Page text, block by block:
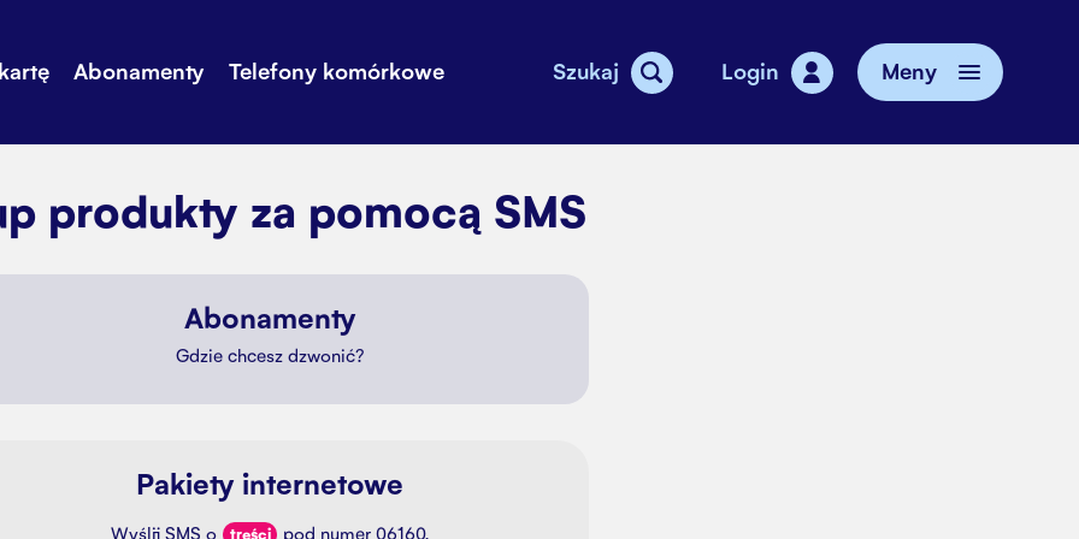
Abonamenty Telefony komórkowe Szukaj Login Meny
Dodatkowy internet
Telefony komórkowe
Cennik
Stories
Biuro Obsługi
produkty za pomocą SMS
Abonamenty
Gdzie chcesz dzwonić?
Pakiety internetowe
Wyślij SMS o treści
pod numer 06160.